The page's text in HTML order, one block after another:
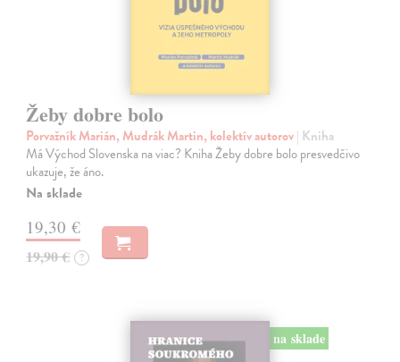
Žeby dobre bolo
Porvažník Marián, Mudrák Martin, kolektív autorov| Kniha
Má Východ Slovenska na viac? Kniha Žeby dobre bolo presvedčivo
ukazuje, že áno.
Na sklade
19,30 €
19,90 € ?
na sklade